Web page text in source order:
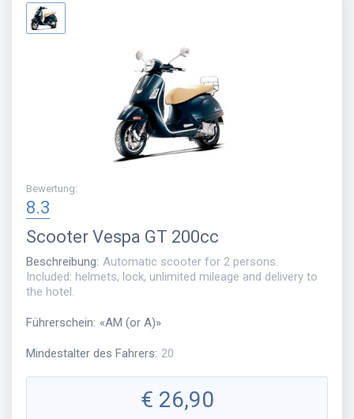
Bewertung:
8.3
Scooter Vespa GT 200cc
Beschreibung: Automatic scooter for 2 persons.
Included: helmets, lock, unlimited mileage and delivery to
the hotel.
Führerschein: «AM (or A)»
Mindestalter des Fahrers: 20
€ 26,90